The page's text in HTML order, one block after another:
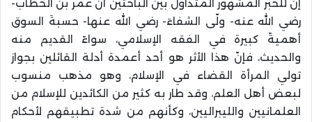
إنّ للخبر المشهور المتداول بين الباحثين أنّ عمر بن الخطاب-
رضي الله عنه- ولّى الشفاءَ- رضي الله عنها- حسبةَ السوق
أهميةً كبيرة في الفقه الإسلامي، سواءً القديم منه
والحديث، فإنّ هذا الأثر هو أحد أعمدة أدلة القائلين بجواز
تولي المرأة القضاء في الإسلام، وهو مذهب منسوب
لبعض أهل العلم، وقد طار به كثير من الكائدين للإسلام من
العلمانيين والليبراليين، وكأنهم من شدة تطبيقهم لأحكام